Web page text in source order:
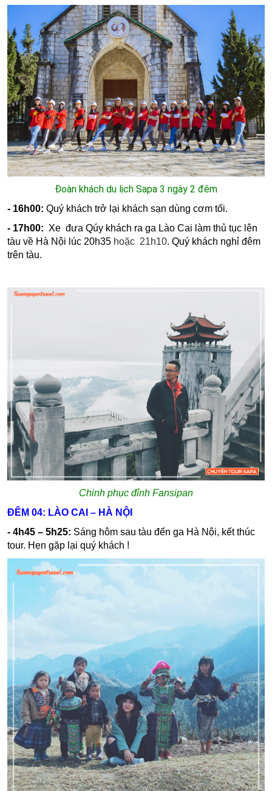
Đoàn khách du lịch Sapa 3 ngày 2 đêm
- 16h00: Quý khách trở lại khách sạn dùng cơm tối.
- 17h00: Xe đưa Qúy khách ra ga Lào Cai làm thủ tục lên
tàu về Hà Nội lúc 20h35 hoặc 21h10. Quý khách nghỉ đêm
trên tàu.
Chinh phục đỉnh Fansipan
ĐÊM 04: LÀO CAI – HÀ NỘI
- 4h45 – 5h25: Sáng hôm sau tàu đến ga Hà Nội, kết thúc
tour. Hẹn gặp lại quý khách !